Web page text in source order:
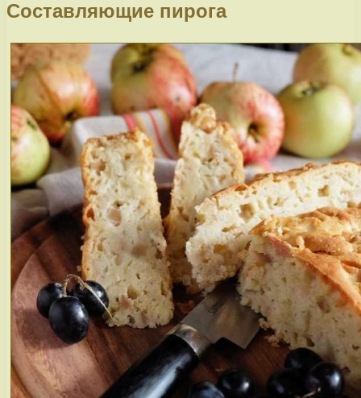
Составляющие пирога